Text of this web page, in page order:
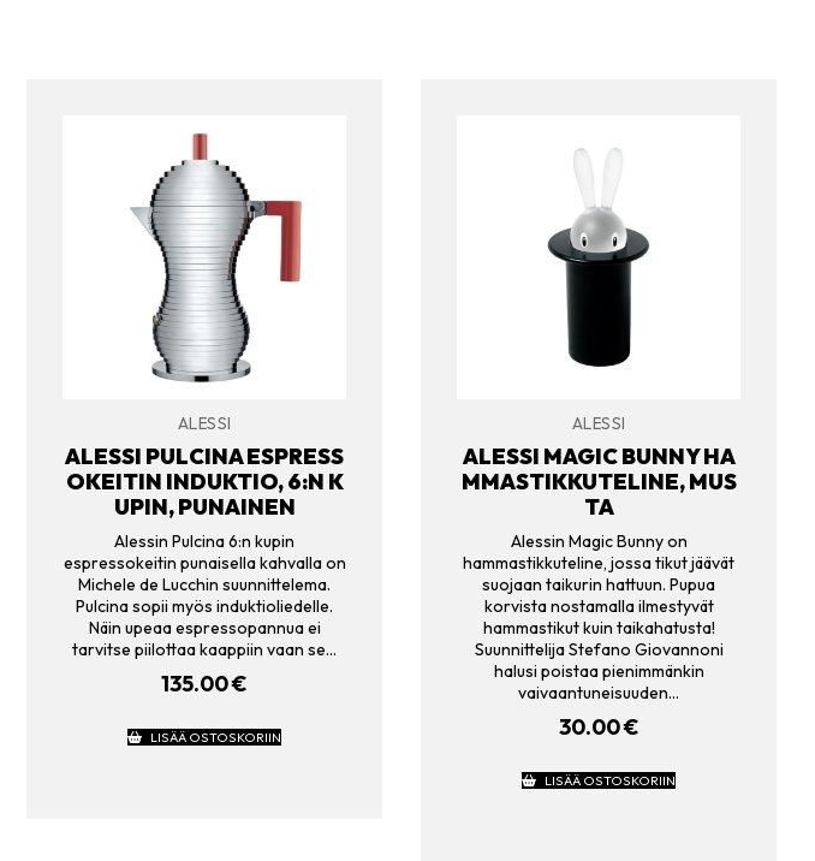
ALESSI
ALESSI PULCINA ESPRESS
OKEITIN INDUKTIO, 6:N K
UPIN, PUNAINEN
Alessin Pulcina 6:n kupin
espressokeitin punaisella kahvalla on
Michele de Lucchin suunnittelema.
Pulcina sopii myös induktioliedelle.
Näin upeaa espressopannua ei
tarvitse piilottaa kaappiin vaan se…
135.00€
LISÄÄ OSTOSKORIIN
ALESSI
ALESSI MAGIC BUNNY HA
MMASTIKKUTELINE, MUS
TA
Alessin Magic Bunny on
hammastikkuteline, jossa tikut jäävät
suojaan taikurin hattuun. Pupua
korvista nostamalla ilmestyvät
hammastikut kuin taikahatusta!
Suunnittelija Stefano Giovannoni
halusi poistaa pienimmänkin
vaivaantuneisuuden…
30.00€
LISÄÄ OSTOSKORIIN